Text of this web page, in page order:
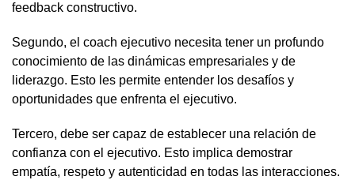
feedback constructivo.
Segundo, el coach ejecutivo necesita tener un profundo
conocimiento de las dinámicas empresariales y de
liderazgo. Esto les permite entender los desafíos y
oportunidades que enfrenta el ejecutivo.
Tercero, debe ser capaz de establecer una relación de
confianza con el ejecutivo. Esto implica demostrar
empatía, respeto y autenticidad en todas las interacciones.